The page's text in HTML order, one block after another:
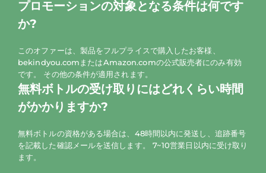
プロモーションの対象となる条件は何です
か?
このオファーは、製品をフルプライスで購入したお客様、
bekindyou.comまたはAmazon.comの公式販売者にのみ有効
です。 その他の条件が適用されます。
無料ボトルの受け取りにはどれくらい時間
がかかりますか?
無料ボトルの資格がある場合は、48時間以内に発送し、追跡番号
を記載した確認メールを送信します。 7~10営業日以内に受け取り
ます。